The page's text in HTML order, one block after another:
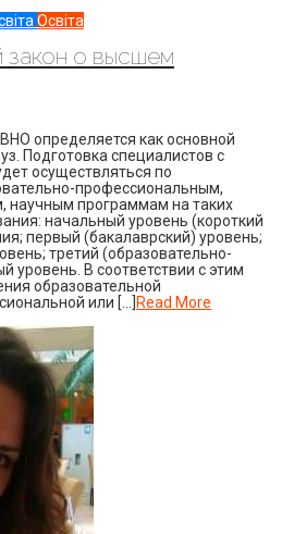
Освіта
закон о высшем
определяется как основной
Подготовка специалистов с
осуществляться по
профессиональным,
научным программам на таких
начальный уровень (короткий
первый (бакалаврский) уровень;
третий (образовательно-
уровень. В соответствии с этим
образовательной
или […]
Read More